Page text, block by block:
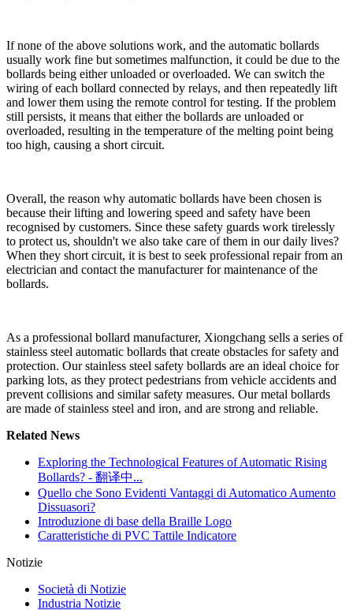
If none of the above solutions work, and the automatic bollards
usually work fine but sometimes malfunction, it could be due to the
bollards being either unloaded or overloaded. We can switch the
wiring of each bollard connected by relays, and then repeatedly lift
and lower them using the remote control for testing. If the problem
still persists, it means that either the bollards are unloaded or
overloaded, resulting in the temperature of the melting point being
too high, causing a short circuit.
Overall, the reason why automatic bollards have been chosen is
because their lifting and lowering speed and safety have been
recognised by customers. Since these safety guards work tirelessly
to protect us, shouldn't we also take care of them in our daily lives?
When they short circuit, it is best to seek professional repair from an
electrician and contact the manufacturer for maintenance of the
bollards.
As a professional bollard manufacturer, Xiongchang sells a series of
stainless steel automatic bollards that create obstacles for safety and
protection. Our stainless steel safety bollards are an ideal choice for
parking lots, as they protect pedestrians from vehicle accidents and
prevent collisions and similar safety measures. Our metal bollards
are made of stainless steel and iron, and are strong and reliable.
Related News
Exploring the Technological Features of Automatic Rising
Bollards? - 翻译中...
Quello che Sono Evidenti Vantaggi di Automatico Aumento
Dissuasori?
Introduzione di base della Braille Logo
Caratteristiche di PVC Tattile Indicatore
Notizie
Società di Notizie
Industria Notizie